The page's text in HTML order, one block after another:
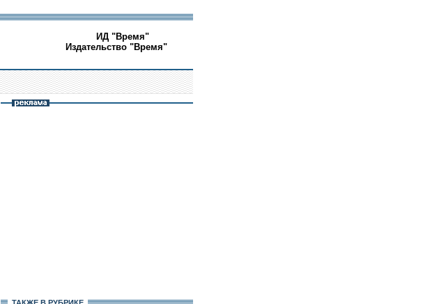
ИД "Время"
Издательство "Время"